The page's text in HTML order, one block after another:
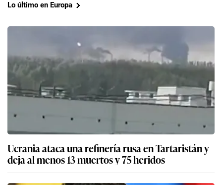
Lo último en Europa
Ucrania ataca una refinería rusa en Tartaristán y
deja al menos 13 muertos y 75 heridos